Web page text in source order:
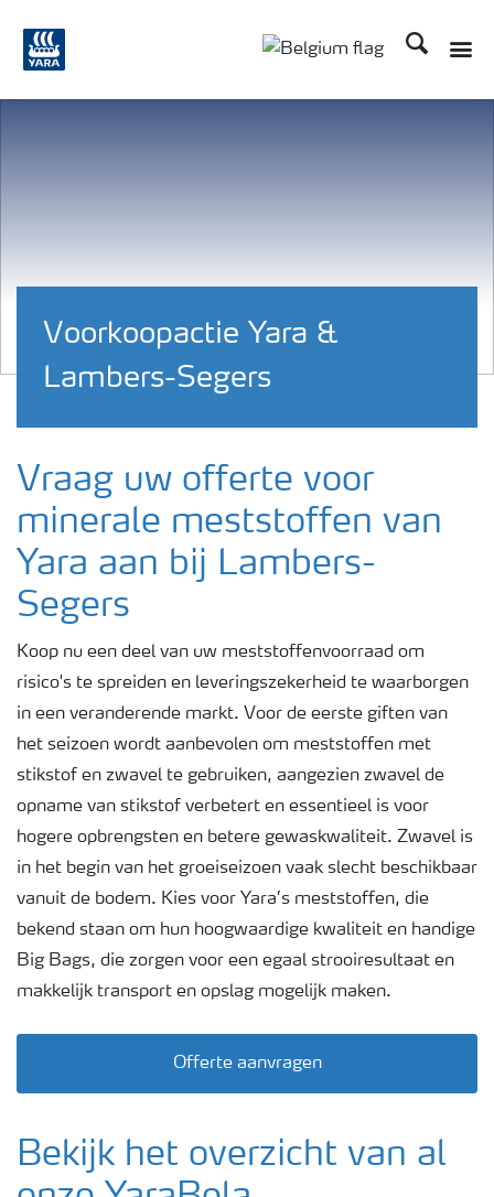
Zoek op
Voorkoopactie Yara &
Lambers-Segers
Vraag uw offerte voor
minerale meststoffen van
Yara aan bij Lambers-
Segers
Koop nu een deel van uw meststoffenvoorraad om
risico's te spreiden en leveringszekerheid te waarborgen
in een veranderende markt. Voor de eerste giften van
het seizoen wordt aanbevolen om meststoffen met
stikstof en zwavel te gebruiken, aangezien zwavel de
opname van stikstof verbetert en essentieel is voor
hogere opbrengsten en betere gewaskwaliteit. Zwavel is
in het begin van het groeiseizoen vaak slecht beschikbaar
vanuit de bodem. Kies voor Yara’s meststoffen, die
bekend staan om hun hoogwaardige kwaliteit en handige
Big Bags, die zorgen voor een egaal strooiresultaat en
makkelijk transport en opslag mogelijk maken.
Offerte aanvragen
Bekijk het overzicht van al